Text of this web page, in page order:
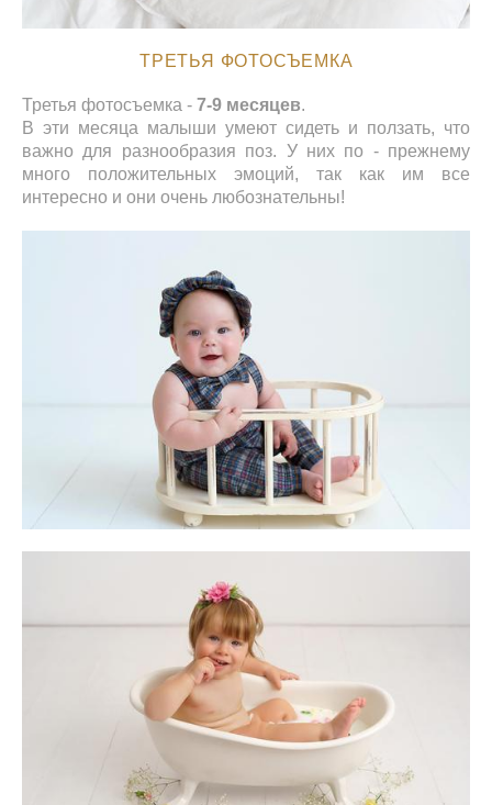
ТРЕТЬЯ ФОТОСЪЕМКА
Третья фотосъемка - 7-9 месяцев.
В эти месяца малыши умеют сидеть и ползать, что
важно для разнообразия поз. У них по - прежнему
много положительных эмоций, так как им все
интересно и они очень любознательны!